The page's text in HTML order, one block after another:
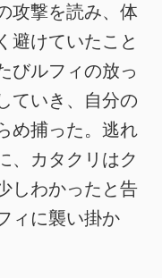
攻撃を読み、体
避けていたこと
びルフィの放っ
ていき、自分の
め捕った。逃れ
、カタクリはク
しわかったと告
ィに襲い掛か